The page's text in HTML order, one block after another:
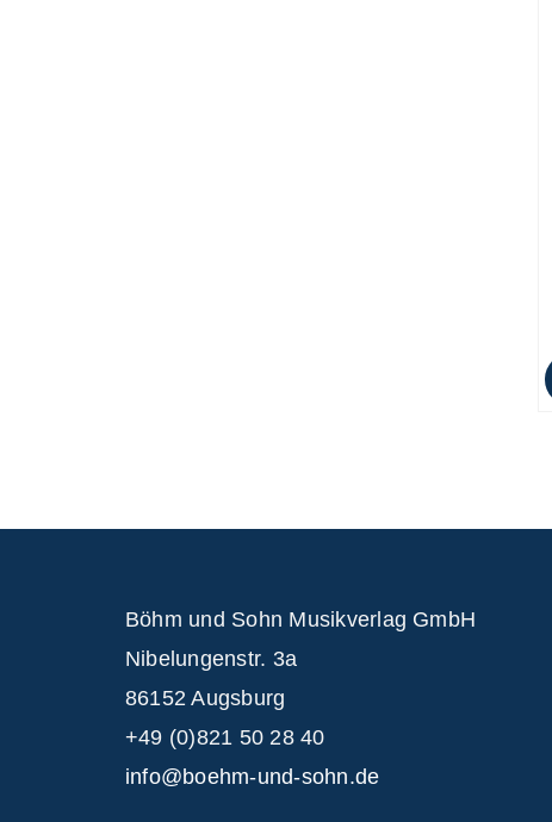
Böhm und Sohn Musikverlag GmbH
Nibelungenstr. 3a
86152 Augsburg
+49 (0)821 50 28 40
info@boehm-und-sohn.de